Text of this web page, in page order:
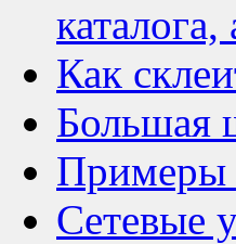
Как
Большая
Примеры
Сетевые